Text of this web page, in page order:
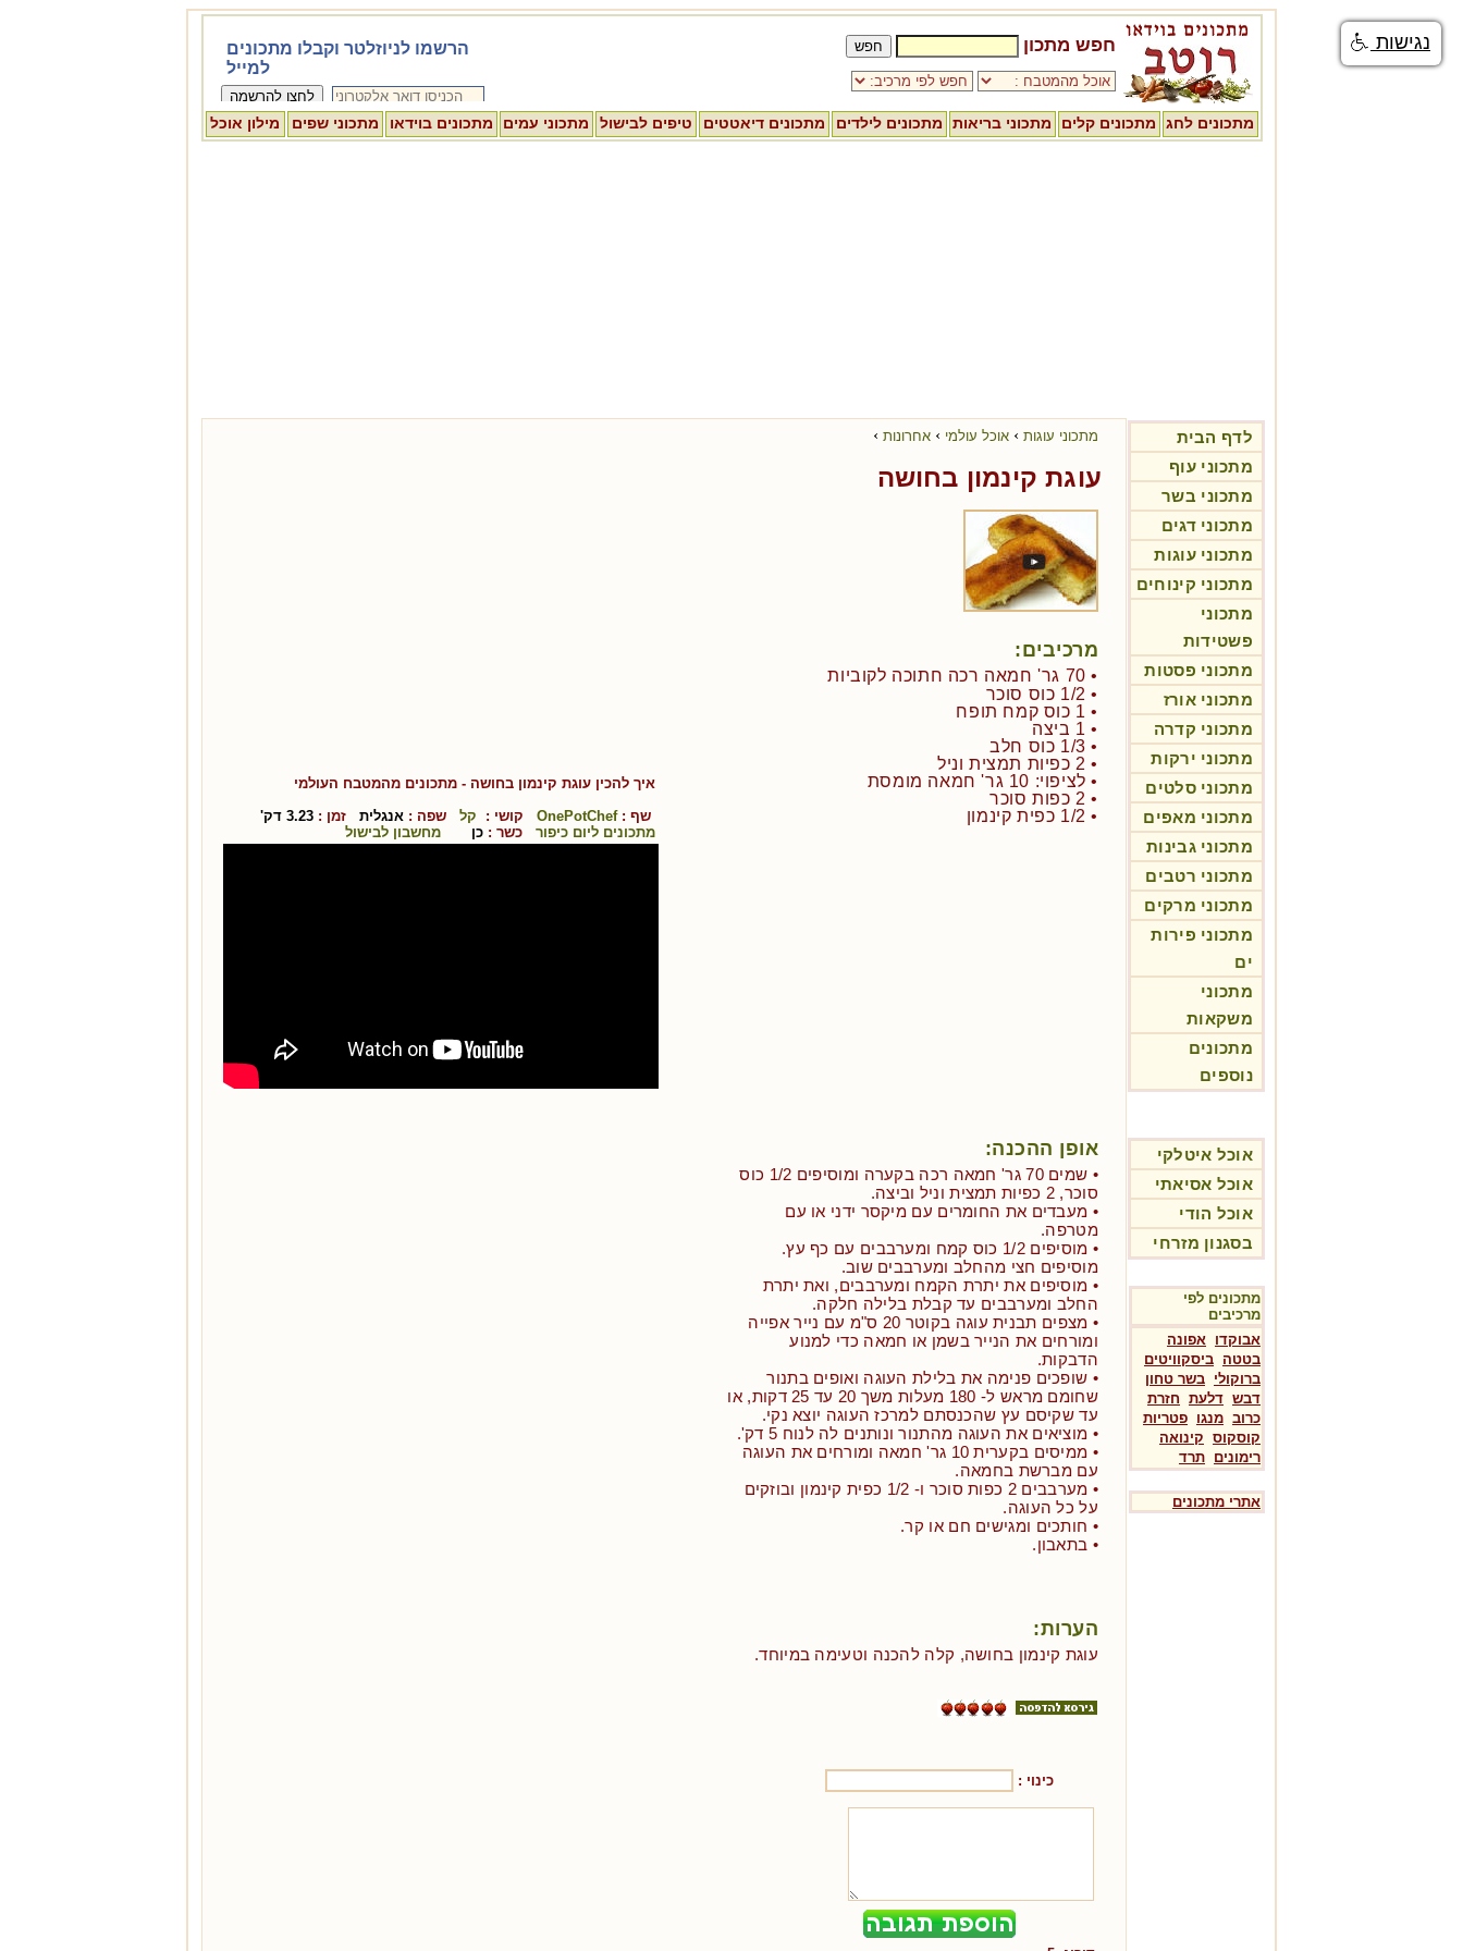
חפש מתכון
מתכונים לחג מתכונים קלים מתכוני בריאות מתכונים לילדים מתכונים דיאטטים טיפים לבישול מתכוני עמים מתכונים בוידאו מתכוני שפים מילון אוכל
לדף הבית
מתכוני עוף
מתכוני בשר
מתכוני דגים
מתכוני עוגות
מתכוני קינוחים
מתכוני
פשטידות
מתכוני פסטות
מתכוני אורז
מתכוני קדרה
מתכוני ירקות
מתכוני סלטים
מתכוני מאפים
מתכוני גבינות
מתכוני רטבים
מתכוני מרקים
מתכוני פירות
ים
מתכוני
משקאות
מתכונים
נוספים
אוכל איטלקי
אוכל אסיאתי
אוכל הודי
בסגנון מזרחי
מתכונים לפי
מרכיבים
אבוקדו אפונה
בטטה ביסקוויטים
ברוקולי בשר טחון
דבש דלעת חזרת
כרוב מנגו פטריות
קוסקוס קינואה
רימונים תרד
אתרי מתכונים
מתכוני עוגות › אוכל עולמי › אחרונות ›
עוגת קינמון בחושה
מרכיבים:
• 70 גר' חמאה רכה חתוכה לקוביות
• 1/2 כוס סוכר
• 1 כוס קמח תופח
• 1 ביצה
• 1/3 כוס חלב
• 2 כפיות תמצית וניל
• לציפוי: 10 גר' חמאה מומסת
• 2 כפות סוכר
• 1/2 כפית קינמון
אופן ההכנה:
• שמים 70 גר' חמאה רכה בקערה ומוסיפים 1/2 כוס
סוכר, 2 כפיות תמצית וניל וביצה.
• מעבדים את החומרים עם מיקסר ידני או עם
מטרפה.
• מוסיפים 1/2 כוס קמח ומערבבים עם כף עץ.
מוסיפים חצי מהחלב ומערבבים שוב.
• מוסיפים את יתרת הקמח ומערבבים, ואת יתרת
החלב ומערבבים עד קבלת בלילה חלקה.
• מצפים תבנית עוגה בקוטר 20 ס"מ עם נייר אפייה
ומורחים את הנייר בשמן או חמאה כדי למנוע
הדבקות.
• שופכים פנימה את בלילת העוגה ואופים בתנור
שחומם מראש ל- 180 מעלות משך 20 עד 25 דקות, או
עד שקיסם עץ שהכנסתם למרכז העוגה יוצא נקי.
• מוציאים את העוגה מהתנור ונותנים לה לנוח 5 דק'.
• ממיסים בקערית 10 גר' חמאה ומורחים את העוגה
עם מברשת בחמאה.
• מערבבים 2 כפות סוכר ו- 1/2 כפית קינמון ובוזקים
על כל העוגה.
• חותכים ומגישים חם או קר.
• בתאבון.
הערות:
עוגת קינמון בחושה, קלה להכנה וטעימה במיוחד.
כינוי :
איך להכין עוגת קינמון בחושה - מתכונים מהמטבח העולמי
שף :OnePotChef קושי : קל שפה : אנגלית זמן : 3.23 דק'
מתכונים ליום כיפור
כשר : כן מחשבון לבישול
נגישות